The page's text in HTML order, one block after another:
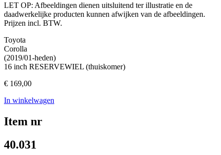
LET OP: Afbeeldingen dienen uitsluitend ter illustratie en de
daadwerkelijke producten kunnen afwijken van de afbeeldingen.
Prijzen incl. BTW.
Toyota
Corolla
(2019/01-heden)
16 inch RESERVEWIEL (thuiskomer)
€ 169,00
In winkelwagen
Item nr
40.031